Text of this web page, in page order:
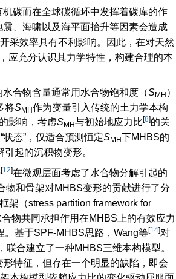
机碳而在全球碳循环中发挥着碳库的作
、海啸以及海平面抬升等因素会造成
采效率具有不利影响。因此，在对天然
应充分认识其力学特性，构建合理的本
水合物含量通常用水合物饱和度（SMH ）
将SMH作为变量引入传统的土力学本构
的影响，考虑SMH与初始地应力比[8]的关
态”，仅适合预测恒定SMH下MHBS的
起的沉积物变形。
[12]在微观层面考虑了水合物分解引起的
物和骨架对MHBS变形的贡献进行了分
架（stress partition framework for
物共同承担作用在MHBS上的有效应力
。基于SPF-MHBS思路，Wang等[14]对
联合建立了一种MHBS三维本构模型。
特征，但存在一个明显的缺陷，即会